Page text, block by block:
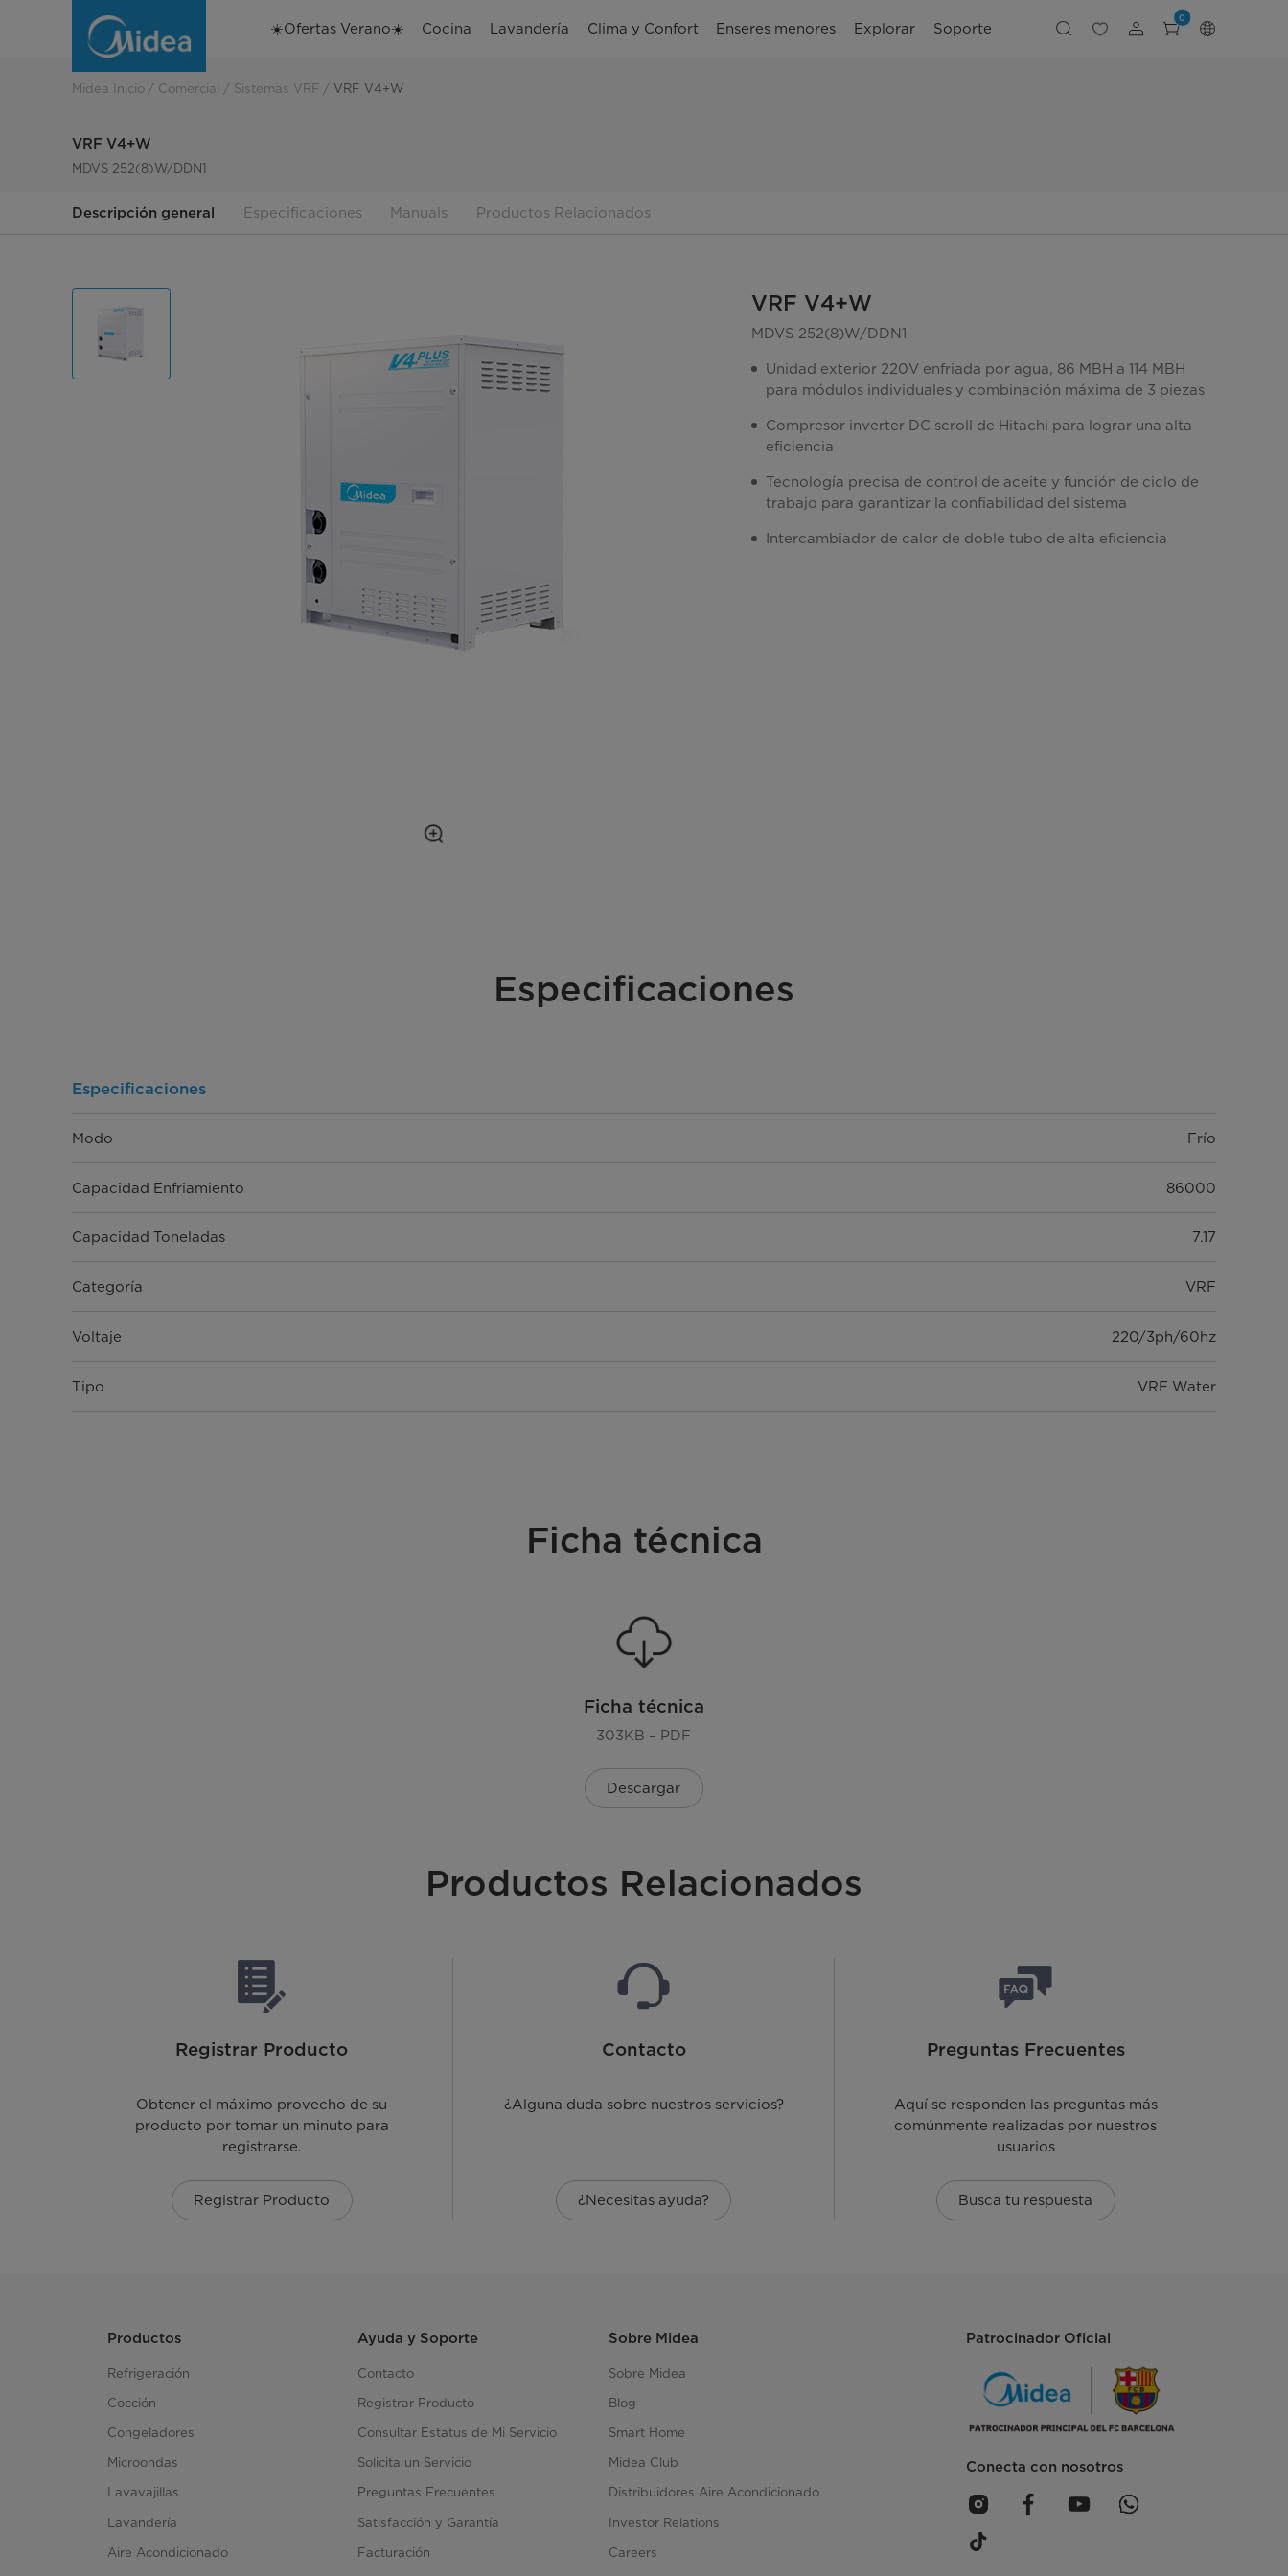
☀️Ofertas Verano☀️ Cocina Lavandería Clima y Confort Enseres menores Explorar Soporte
0
Midea Inicio Comercial Sistemas VRF VRF V4+W
VRF V4+W
MDVS 252(8)W/DDN1
Descripción general Especificaciones Manuals Productos Relacionados
VRF V4+W
MDVS 252(8)W/DDN1
Unidad exterior 220V enfriada por agua, 86 MBH a 114 MBH
para módulos individuales y combinación máxima de 3 piezas
Compresor inverter DC scroll de Hitachi para lograr una alta
eficiencia
Tecnología precisa de control de aceite y función de ciclo de
trabajo para garantizar la confiabilidad del sistema
Intercambiador de calor de doble tubo de alta eficiencia
Especificaciones
Especificaciones
Modo Frío
Capacidad Enfriamiento 86000
Capacidad Toneladas 7.17
Categoría VRF
Voltaje 220/3ph/60hz
Tipo VRF Water
Ficha técnica
Ficha técnica
303KB – PDF
Descargar
Productos Relacionados
Registrar Producto
Obtener el máximo provecho de su
producto por tomar un minuto para
registrarse.
Registrar Producto
Contacto
¿Alguna duda sobre nuestros servicios?
¿Necesitas ayuda?
Preguntas Frecuentes
Aquí se responden las preguntas más
comúnmente realizadas por nuestros
usuarios
Busca tu respuesta
Productos
Refrigeración
Cocción
Congeladores
Microondas
Lavavajillas
Lavandería
Aire Acondicionado
Ayuda y Soporte
Contacto
Registrar Producto
Consultar Estatus de Mi Servicio
Solicita un Servicio
Preguntas Frecuentes
Satisfacción y Garantía
Facturación
Sobre Midea
Sobre Midea
Blog
Smart Home
Midea Club
Distribuidores Aire Acondicionado
Investor Relations
Careers
Patrocinador Oficial
Conecta con nosotros